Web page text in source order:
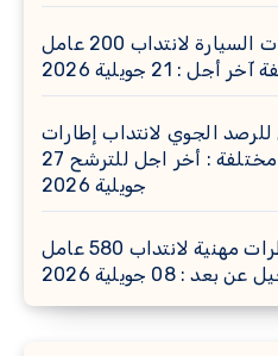
مناظرة شركة تونس الطرقات السيارة لانتداب 200 عامل
21 جويلية 2026
الجوي لانتداب إطارات
وأعوان في اختصاصات مختلفة : أخر اجل للترشح 27
جويلية 2026
وزارة التربية : فتح مناظرات مهنية لانتداب 580 عامل
: 08 جويلية 2026